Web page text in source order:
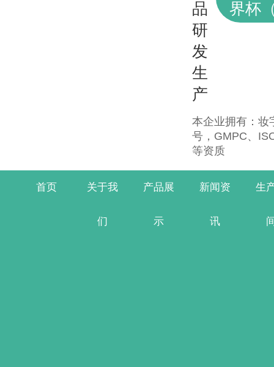
品
研
发
生
产
界杯
本企业拥有：妆
号，GMPC、
等资质
首页 关于我
们
产品展
示
新闻资
讯
生